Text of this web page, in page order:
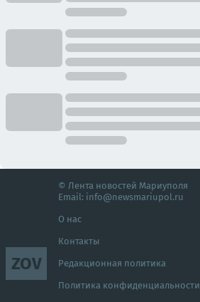
ZOV
© Лента новостей Мариуполя
Email: info@newsmariupol.ru
О нас
Контакты
Редакционная политика
Политика конфиденциальности